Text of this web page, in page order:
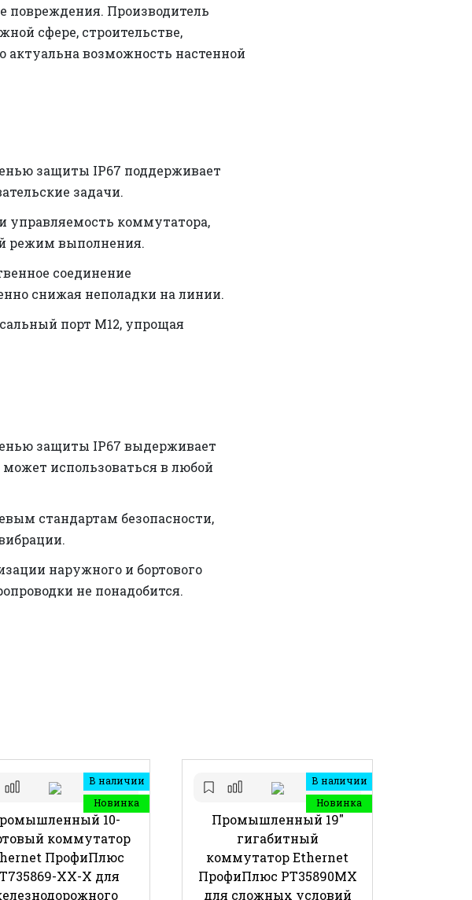
повреждения. Производитель
сфере, строительстве,
возможность настенной
защиты IP67 поддерживает
задачи.
управляемость коммутатора,
режим выполнения.
соединение
снижая неполадки на линии.
порт M12, упрощая
защиты IP67 выдерживает
использоваться в любой
стандартам безопасности,
наружного и бортового
не понадобится.
В наличии
Новинка
10-
коммутатор
ПрофиПлюс
ХХ-Х для
В наличии
Новинка
Промышленный 19″
гигабитный
коммутатор Ethernet
ПрофиПлюс РТ35890МХ
для сложных условий